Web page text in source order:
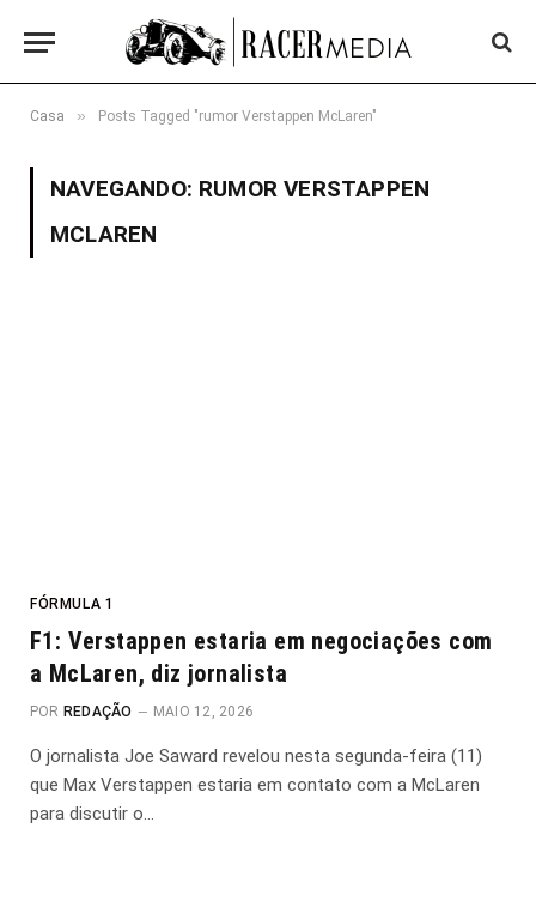
Casa » Posts Tagged "rumor Verstappen McLaren"
NAVEGANDO: RUMOR VERSTAPPEN
MCLAREN
FÓRMULA 1
F1: Verstappen estaria em negociações com
a McLaren, diz jornalista
POR REDAÇÃO MAIO 12, 2026
O jornalista Joe Saward revelou nesta segunda-feira (11)
que Max Verstappen estaria em contato com a McLaren
para discutir o…